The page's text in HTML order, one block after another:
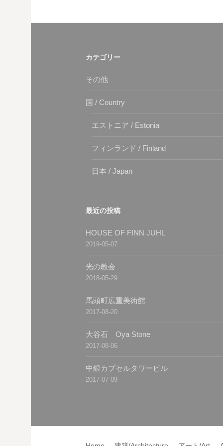
カテゴリー
その他
国 / Country
エストニア / Estonia
フィンランド / Finland
日本 / Japan
最近の投稿
HOUSE OF FINN JUHL
2019-05-07
光の教会
2018-05-29
馬頭町広重美術館
2017-08-20
大谷石 Oya Stone
2017-08-06
中銀カプセルタワービル
2017-07-09